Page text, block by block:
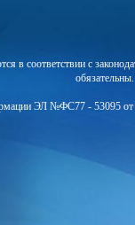
в соответствии с
ЭЛ №ФС77 - 53095